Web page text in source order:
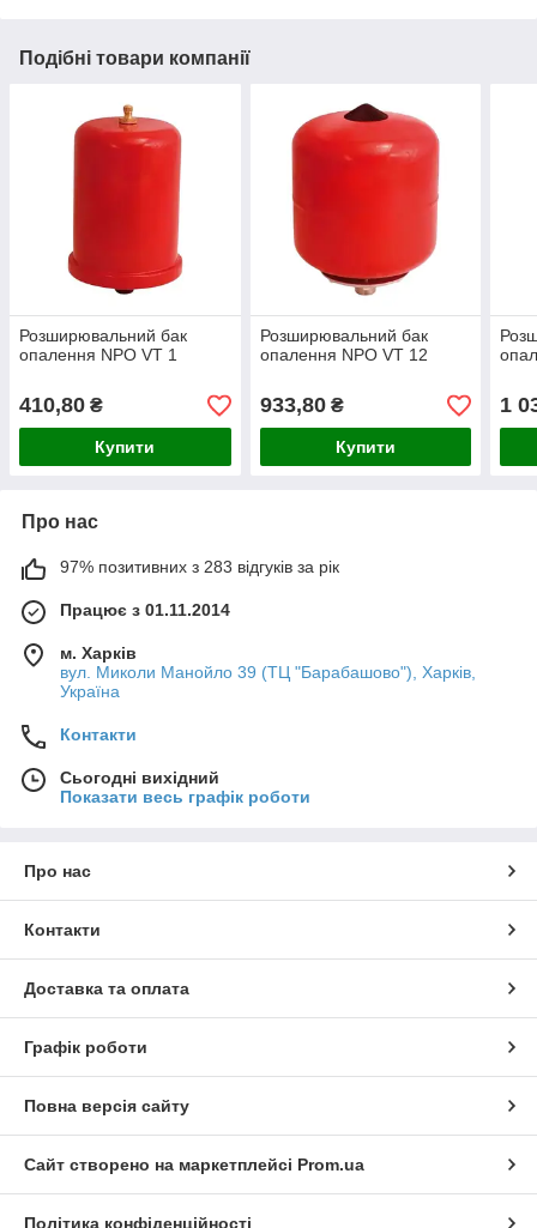
Подібні товари компанії
Розширювальний бак
опалення NPO VT 1
410,80 ₴
Купити
Розширювальний бак
опалення NPO VT 12
933,80₴
Купити
1
Про нас
97% позитивних з 283 відгуків за рік
Працює з 01.11.2014
м. Харків
вул. Миколи Манойло 39 (ТЦ "Барабашово"), Харків,
Україна
Контакти
Сьогодні вихідний
Показати весь графік роботи
Про нас
Контакти
Доставка та оплата
Графік роботи
Повна версія сайту
Сайт створено на маркетплейсі Prom.ua
Політика конфіденційності